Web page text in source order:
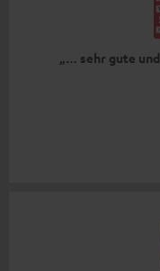
„… sehr gute